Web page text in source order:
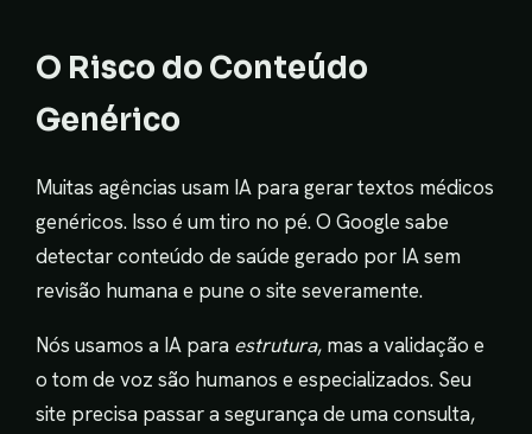
O Risco do Conteúdo
Genérico
Muitas agências usam IA para gerar textos médicos
genéricos. Isso é um tiro no pé. O Google sabe
detectar conteúdo de saúde gerado por IA sem
revisão humana e pune o site severamente.
Nós usamos a IA para estrutura, mas a validação e
o tom de voz são humanos e especializados. Seu
site precisa passar a segurança de uma consulta,